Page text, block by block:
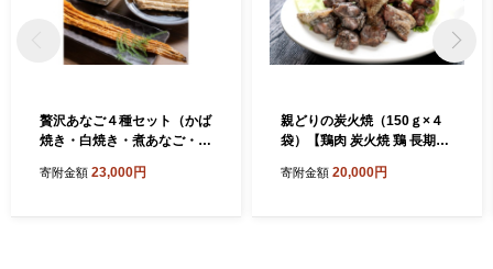
贅沢あなご４種セット（かば
焼き・白焼き・煮あなご・き
なご アナゴ 大穴子 大あなご
寄附金額 23,000円
親どりの炭火焼（150ｇ×４
袋）【鶏肉 炭火焼 鶏 長期飼
凍 国産 島根県 大田市】
寄附金額 20,000円